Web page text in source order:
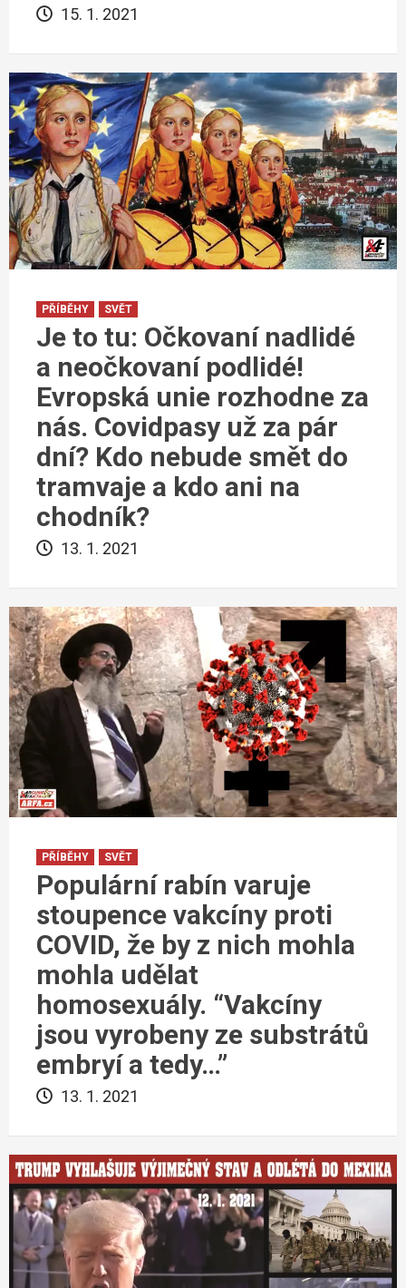
15. 1. 2021
PŘÍBĚHY SVĚT
Je to tu: Očkovaní nadlidé
a neočkovaní podlidé!
Evropská unie rozhodne za
nás. Covidpasy už za pár
dní? Kdo nebude smět do
tramvaje a kdo ani na
chodník?
13. 1. 2021
PŘÍBĚHY SVĚT
Populární rabín varuje
stoupence vakcíny proti
COVID, že by z nich mohla
mohla udělat
homosexuály. “Vakcíny
jsou vyrobeny ze substrátů
embryí a tedy…”
13. 1. 2021